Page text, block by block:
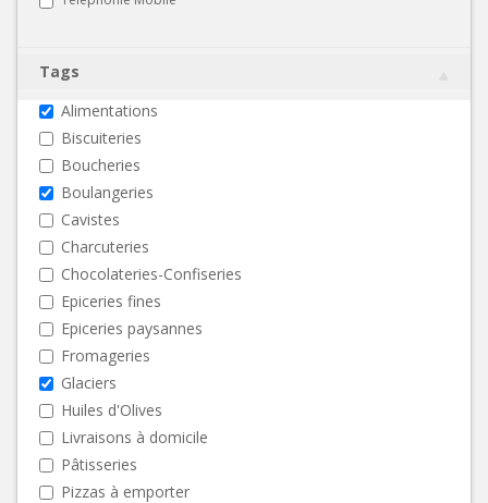
Tags
Alimentations
Biscuiteries
Boucheries
Boulangeries
Cavistes
Charcuteries
Chocolateries-Confiseries
Epiceries fines
Epiceries paysannes
Fromageries
Glaciers
Huiles d'Olives
Livraisons à domicile
Pâtisseries
Pizzas à emporter